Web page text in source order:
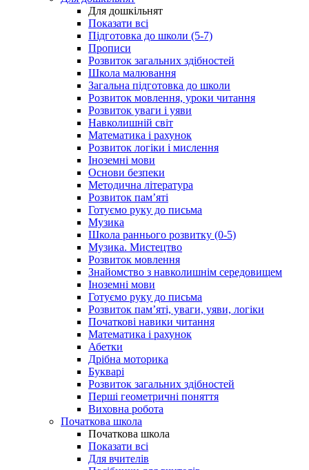
Для дошкільнят
Показати всі
Підготовка до школи (5-7)
Прописи
Розвиток загальних здібностей
Школа малювання
Загальна підготовка до школи
Розвиток мовлення, уроки читання
Розвиток уваги і уяви
Навколишній світ
Математика і рахунок
Розвиток логіки і мислення
Іноземні мови
Основи безпеки
Методична література
Розвиток пам’яті
Готуємо руку до письма
Музика
Школа раннього розвитку (0-5)
Музика. Мистецтво
Розвиток мовлення
Знайомство з навколишнім середовищем
Іноземні мови
Готуємо руку до письма
Розвиток пам’яті, уваги, уяви, логіки
Початкові навики читання
Математика і рахунок
Абетки
Дрібна моторика
Букварі
Розвиток загальних здібностей
Перші геометричні поняття
Виховна робота
Початкова школа
Початкова школа
Показати всі
Для вчителів